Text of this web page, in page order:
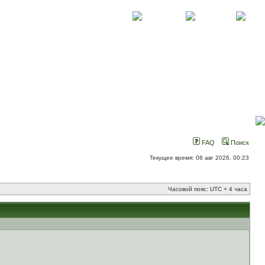
FAQ Поиск
Текущее время: 08 авг 2026, 00:23
Часовой пояс: UTC + 4 часа